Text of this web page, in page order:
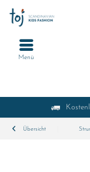
Menü
Übersicht